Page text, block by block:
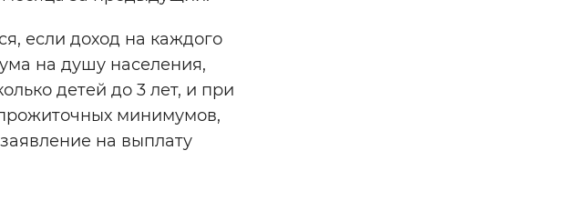
если доход на каждого
на душу населения,
детей до 3 лет, и при
минимумов,
на выплату